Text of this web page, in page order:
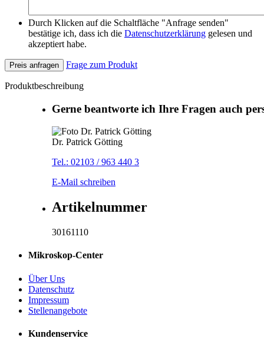
Durch Klicken auf die Schaltfläche "Anfrage senden"
bestätige ich, dass ich die Datenschutzerklärung gelesen und
akzeptiert habe.
Preis anfragen Frage zum Produkt
Produktbeschreibung
Gerne beantworte ich Ihre Fragen auch
Dr. Patrick Götting
Tel.: 02103 / 963 440 3
E-Mail schreiben
Artikelnummer
30161110
Mikroskop-Center
Über Uns
Datenschutz
Impressum
Stellenangebote
Kundenservice